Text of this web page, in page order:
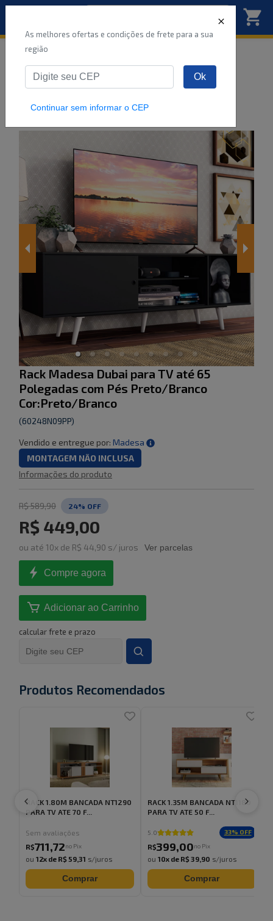
Início Móveis Sala de Estar
Rack
Rack Madesa Dubai para TV até 65 Polegadas
Rack Madesa Dubai para TV até 65
Polegadas com Pés Preto/Branco
Cor:Preto/Branco
(60248N09PP)
Vendido e entregue por: Madesa
MONTAGEM NÃO INCLUSA
Informações do produto
R$ 589,90 24% OFF
R$ 449,00
ou até 10x de R$ 44,90 s/ juros Ver parcelas
Compre agora
Adicionar ao Carrinho
calcular frete e prazo
Produtos Recomendados
RACK 1.80M BANCADA NT1290
PARA TV ATE 70 F...
Sem avaliações
R$711,72no Pix
ou 12x de R$ 59,31 s/juros
Comprar
RACK 1.35M BANCADA NT1180
PARA TV ATE 50 F...
5.0 33% OFF
R$399,00no Pix
ou 10x de R$ 39,90 s/juros
Comprar
As melhores ofertas e condições de frete para a sua
região
Ok
Continuar sem informar o CEP